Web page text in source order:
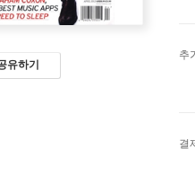
유하기
추
결